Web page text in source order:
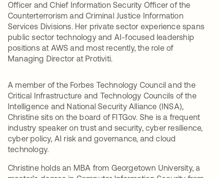
Officer and Chief Information Security Officer of the
Counterterrorism and Criminal Justice Information
Services Divisions. Her private sector experience spans
public sector technology and AI-focused leadership
positions at AWS and most recently, the role of
Managing Director at Protiviti.
A member of the Forbes Technology Council and the
Critical Infrastructure and Technology Councils of the
Intelligence and National Security Alliance (INSA),
Christine sits on the board of FITGov. She is a frequent
industry speaker on trust and security, cyber resilience,
cyber policy, AI risk and governance, and cloud
technology.
Christine holds an MBA from Georgetown University, a